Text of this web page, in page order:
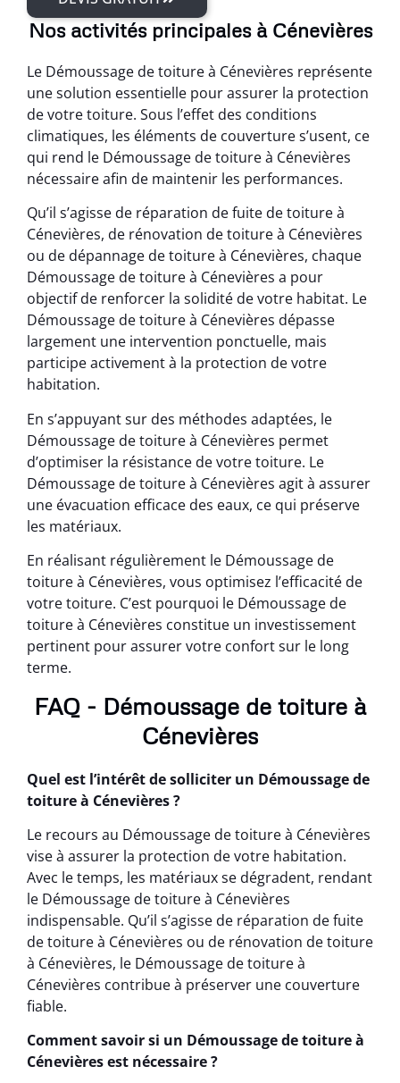
Nos activités principales à Cénevières
Le Démoussage de toiture à Cénevières représente
une solution essentielle pour assurer la protection
de votre toiture. Sous l’effet des conditions
climatiques, les éléments de couverture s’usent, ce
qui rend le Démoussage de toiture à Cénevières
nécessaire afin de maintenir les performances.
Qu’il s’agisse de réparation de fuite de toiture à
Cénevières, de rénovation de toiture à Cénevières
ou de dépannage de toiture à Cénevières, chaque
Démoussage de toiture à Cénevières a pour
objectif de renforcer la solidité de votre habitat. Le
Démoussage de toiture à Cénevières dépasse
largement une intervention ponctuelle, mais
participe activement à la protection de votre
habitation.
En s’appuyant sur des méthodes adaptées, le
Démoussage de toiture à Cénevières permet
d’optimiser la résistance de votre toiture. Le
Démoussage de toiture à Cénevières agit à assurer
une évacuation efficace des eaux, ce qui préserve
les matériaux.
En réalisant régulièrement le Démoussage de
toiture à Cénevières, vous optimisez l’efficacité de
votre toiture. C’est pourquoi le Démoussage de
toiture à Cénevières constitue un investissement
pertinent pour assurer votre confort sur le long
terme.
FAQ - Démoussage de toiture à
Cénevières
Quel est l’intérêt de solliciter un Démoussage de
toiture à Cénevières ?
Le recours au Démoussage de toiture à Cénevières
vise à assurer la protection de votre habitation.
Avec le temps, les matériaux se dégradent, rendant
le Démoussage de toiture à Cénevières
indispensable. Qu’il s’agisse de réparation de fuite
de toiture à Cénevières ou de rénovation de toiture
à Cénevières, le Démoussage de toiture à
Cénevières contribue à préserver une couverture
fiable.
Comment savoir si un Démoussage de toiture à
Cénevières est nécessaire ?